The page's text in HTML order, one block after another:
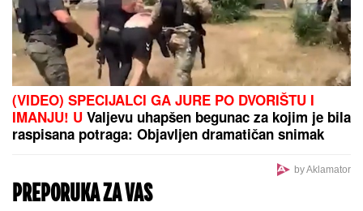
DRAMA NA AUTO-PUTU KOD NIŠA
Zapalio se automobil, saobraćaj
BLOKIRAN (VIDEO)